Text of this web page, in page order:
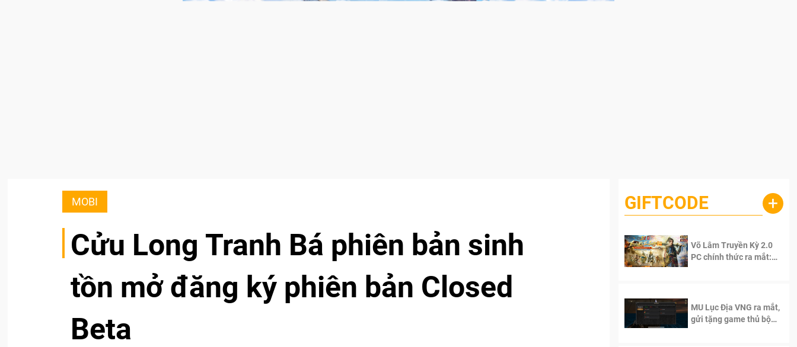
MOBI
Cửu Long Tranh Bá phiên bản sinh
tồn mở đăng ký phiên bản Closed
Beta
GIFTCODE +
Võ Lâm Truyền Kỳ 2.0
PC chính thức ra mắt:
MU Lục Địa VNG ra mắt,
gửi tặng game thủ bộ